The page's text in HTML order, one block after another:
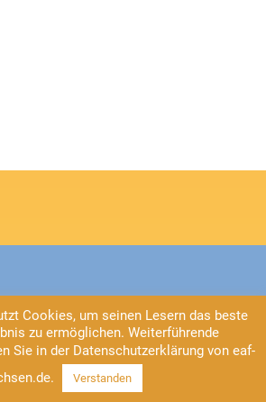
Cookies, um seinen Lesern das beste
zu ermöglichen. Weiterführende
Sie in der Datenschutzerklärung von eaf-
Verstanden